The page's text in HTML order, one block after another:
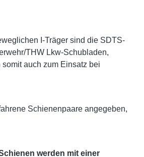
I-Träger sind die SDTS-
THW Lkw-Schubladen,
auch zum Einsatz bei
Schienenpaare angegeben,
werden mit einer